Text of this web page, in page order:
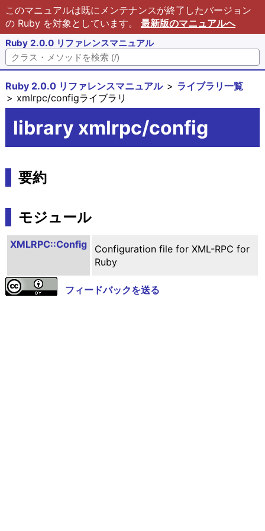
このマニュアルは既にメンテナンスが終了したバージョン
の Ruby を対象としています。 最新版のマニュアルへ
Ruby 2.0.0 リファレンスマニュアル
Ruby 2.0.0 リファレンスマニュアル
ライブラリ一覧
xmlrpc/configライブラリ
library xmlrpc/config
要約
モジュール
XMLRPC::Config
Configuration file for XML-RPC for
Ruby
フィードバックを送る